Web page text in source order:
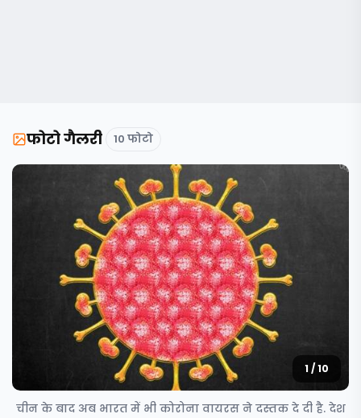
फोटो गैलरी 10 फोटो
1 / 10
चीन के बाद अब भारत में भी कोरोना वायरस ने दस्तक दे दी है. देश